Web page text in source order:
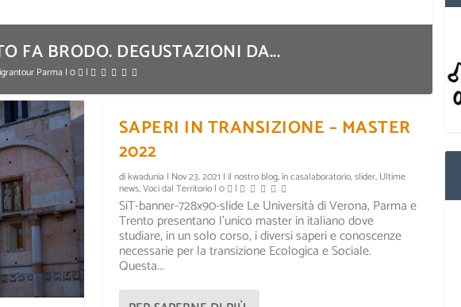
FA BRODO. DEGUSTAZIONI DA...
Parma | 0 |
SAPERI IN TRANSIZIONE – MASTER
2022
di kwadunia | Nov 23, 2021 | il nostro blog,in casalaboratorio,slider, Ultime
news,Voci dal Territorio| 0 |
SiT-banner-728x90-slide Le Università di Verona, Parma e
Trento presentano l’unico master in italiano dove
studiare, in un solo corso, i diversi saperi e conoscenze
necessarie per la transizione Ecologica e Sociale.
Questa...